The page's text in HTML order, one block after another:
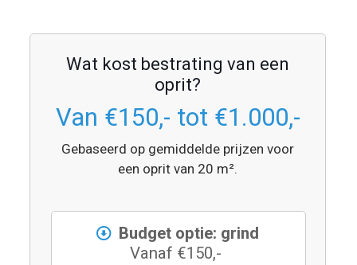
Wat kost bestrating van een
oprit?
Van €150,- tot €1.000,-
Gebaseerd op gemiddelde prijzen voor
een oprit van 20 m².
Budget optie: grind
Vanaf €150,-